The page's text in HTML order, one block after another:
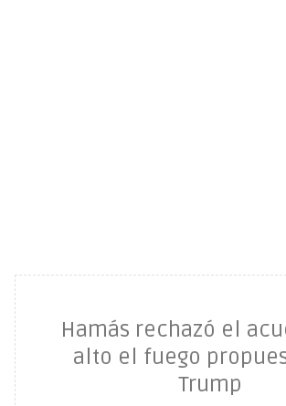
Hamás rechazó el
alto el fuego
Trump